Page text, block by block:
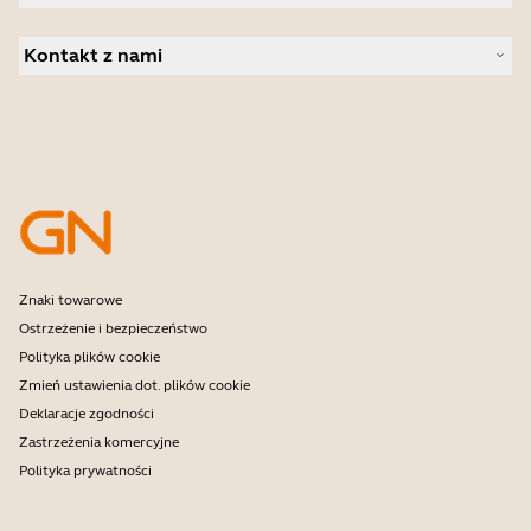
Studium przypadku
Kamery osobiste
Oprogramowanie
Dystrybutorzy
Kontakt z nami
Program deweloperów
Program partnerski
Firmowe zasady końca okresu eksploatacji
Znaki towarowe
Ostrzeżenie i bezpieczeństwo
Polityka plików cookie
Zmień ustawienia dot. plików cookie
Deklaracje zgodności
Zastrzeżenia komercyjne
Polityka prywatności